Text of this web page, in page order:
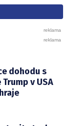
dohodu s
Trump v USA